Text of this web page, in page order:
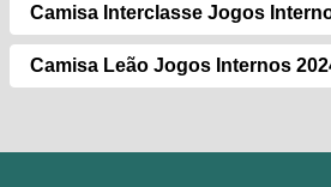
Camisa Interclasse Jogos
Camisa Leão Jogos Internos